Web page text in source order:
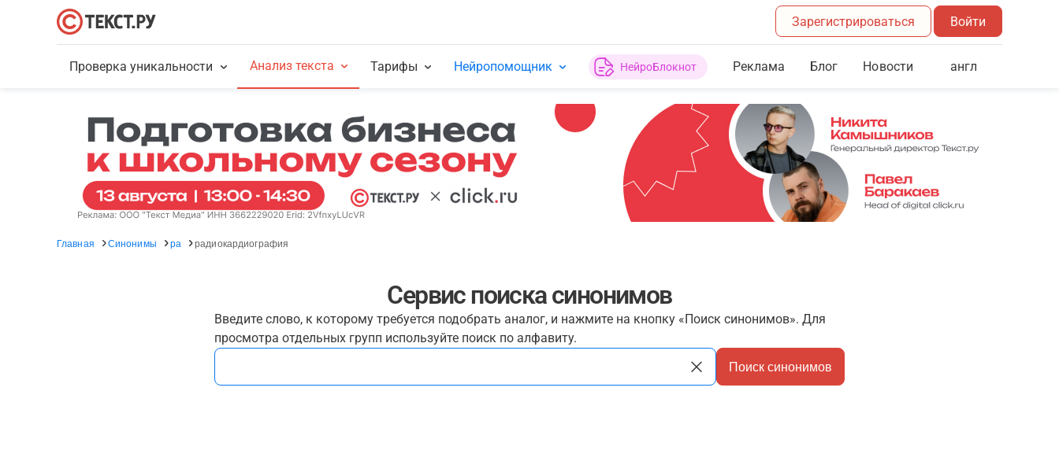
Зарегистрироваться Войти
Проверка уникальности Анализ текста Тарифы Нейропомощник НейроБлокнот Реклама Блог Новости англ
Главная Синонимы ра радиокардиография
Сервис поиска синонимов
Введите слово, к которому требуется подобрать аналог, и нажмите на кнопку «Поиск синонимов». Для
просмотра отдельных групп используйте поиск по алфавиту.
Поиск синонимов